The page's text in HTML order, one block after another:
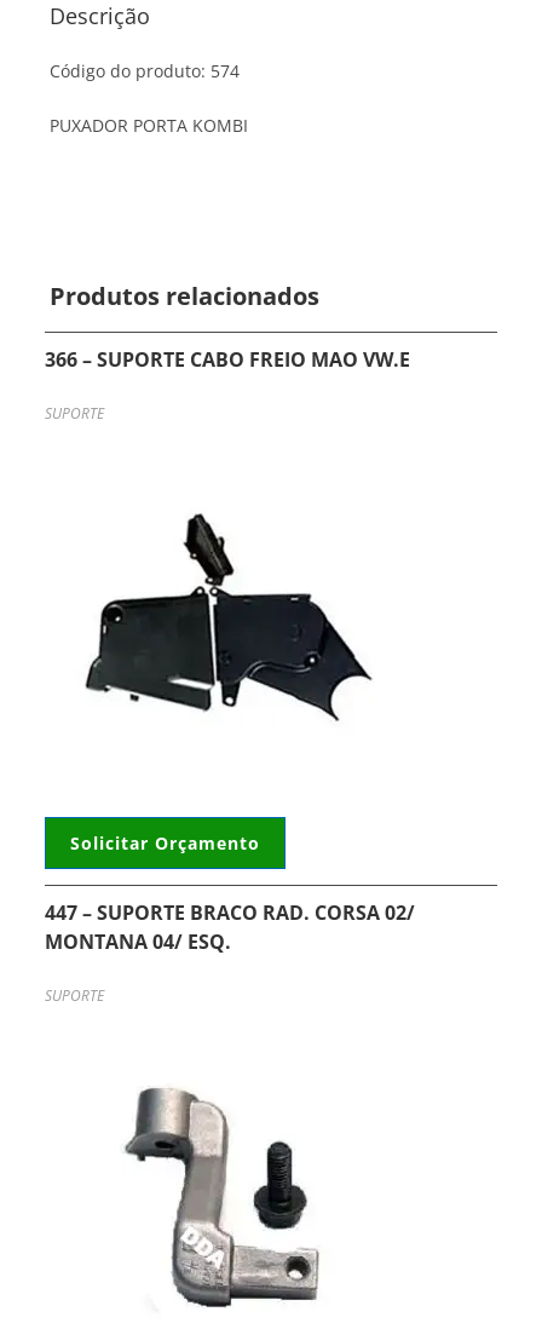
Descrição
Código do produto: 574
PUXADOR PORTA KOMBI
Produtos relacionados
366 – SUPORTE CABO FREIO MAO VW.E
SUPORTE
Solicitar Orçamento
447 – SUPORTE BRACO RAD. CORSA 02/
MONTANA 04/ ESQ.
SUPORTE